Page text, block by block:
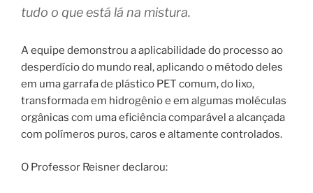
tudo o que está lá na mistura.
A equipe demonstrou a aplicabilidade do processo ao
desperdício do mundo real, aplicando o método deles
em uma garrafa de plástico PET comum, do lixo,
transformada em hidrogênio e em algumas moléculas
orgânicas com uma eficiência comparável a alcançada
com polímeros puros, caros e altamente controlados.
O Professor Reisner declarou: